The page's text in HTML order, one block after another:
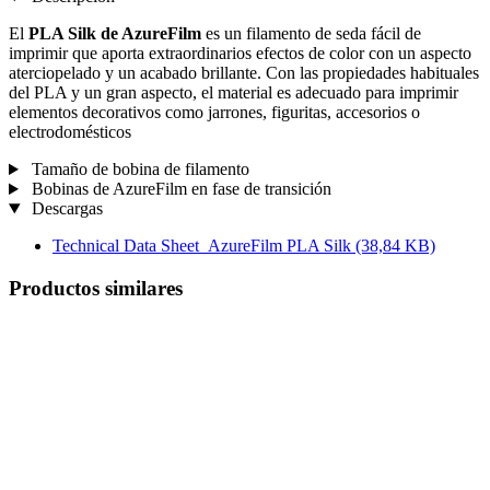
El PLA Silk de AzureFilm es un filamento de seda fácil de
imprimir que aporta extraordinarios efectos de color con un aspecto
aterciopelado y un acabado brillante. Con las propiedades habituales
del PLA y un gran aspecto, el material es adecuado para imprimir
elementos decorativos como jarrones, figuritas, accesorios o
electrodomésticos
Tamaño de bobina de filamento
Bobinas de AzureFilm en fase de transición
Descargas
Technical Data Sheet_AzureFilm PLA Silk (38,84 KB)
Productos similares